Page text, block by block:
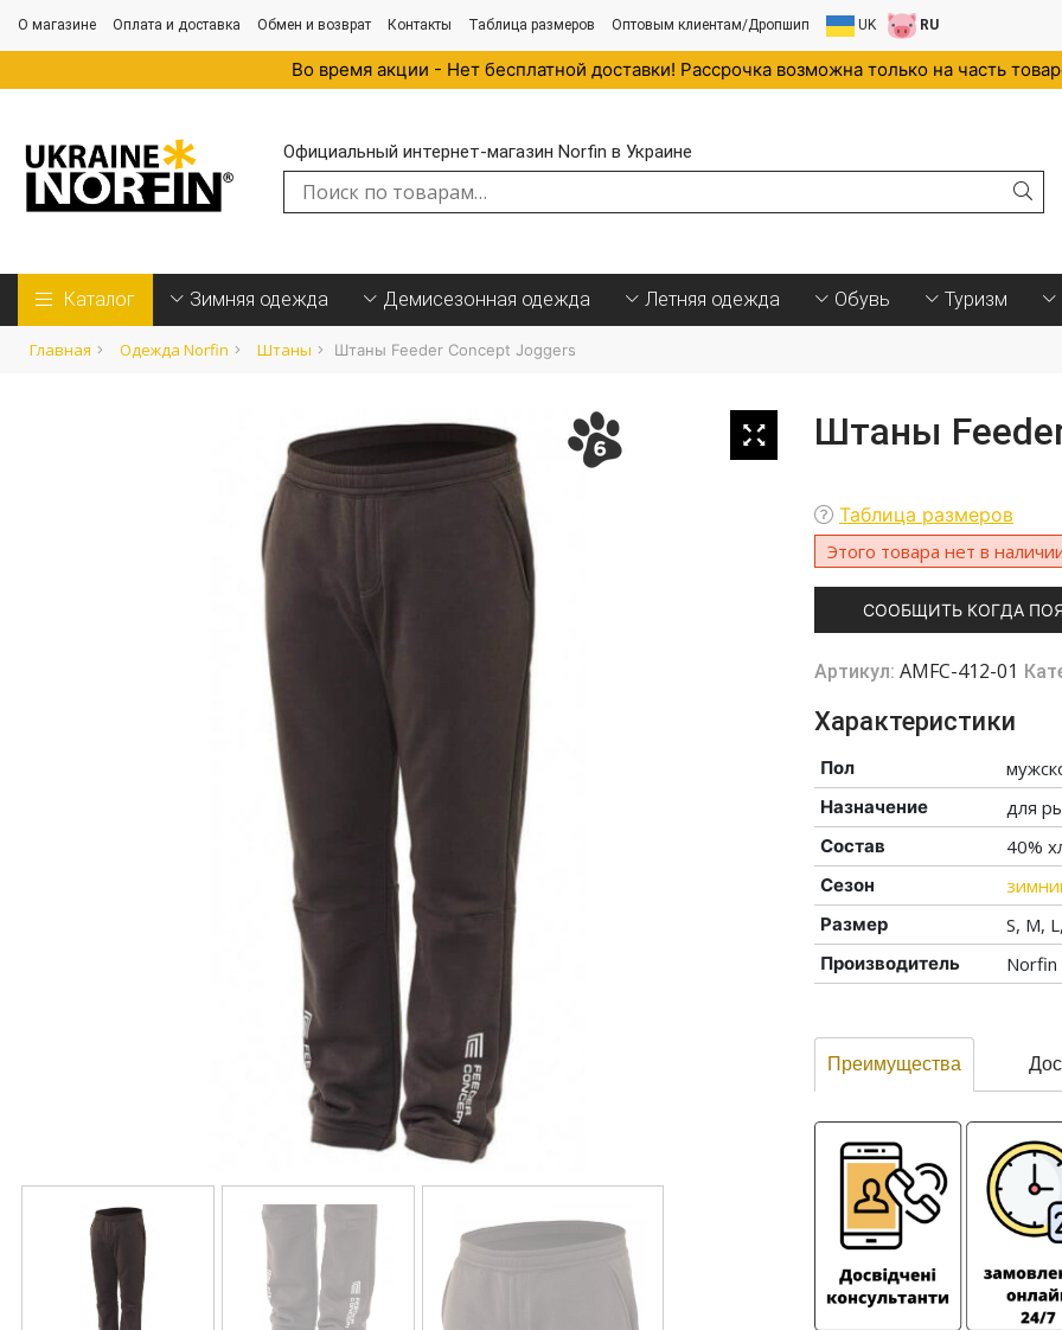
О магазине Оплата и доставка Обмен и возврат Контакты Таблица размеров Оптовым клиентам/Дропшип UK RU
Во время акции - Нет бесплатной доставки! Рассрочка возможна только на часть
Официальный интернет-магазин Norfin в Украине
Искать:
Каталог Зимняя одежда Демисезонная одежда Летняя одежда Обувь Туризм
Главная Одежда Norfin Штаны Штаны Feeder Concept Joggers
Штаны
Таблица размеров
Этого товара нет в
СООБЩИТЬ КОГДА
Артикул: AMFC-412-01
Характеристики
Пол
Назначение для
Состав 40%
Сезон
Размер S, M,
Производитель Norfin
Преимущества